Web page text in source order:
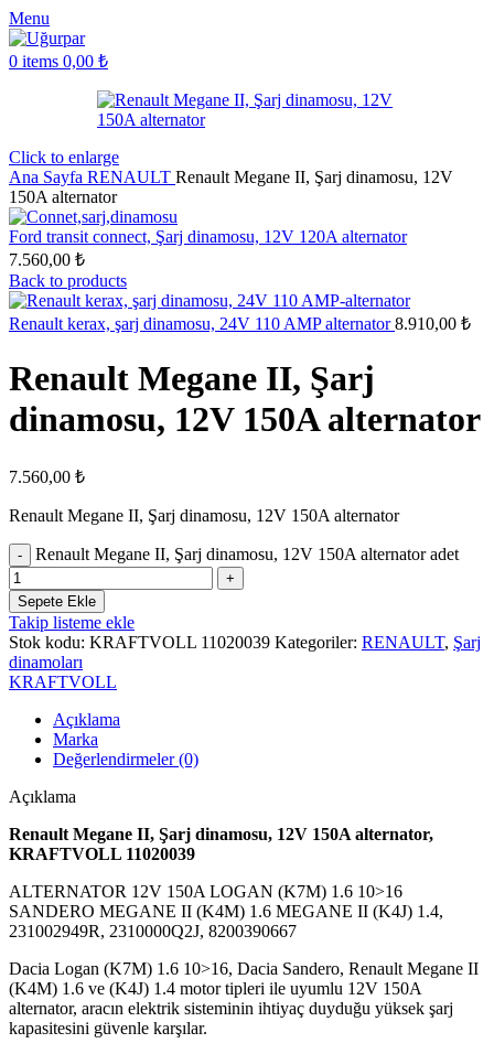
Menu
0 items 0,00 ₺
Click to enlarge
Ana Sayfa RENAULT Renault Megane II, Şarj dinamosu, 12V
150A alternator
Ford transit connect, Şarj dinamosu, 12V 120A alternator
7.560,00 ₺
Back to products
Renault kerax, şarj dinamosu, 24V 110 AMP alternator8.910,00 ₺
Renault Megane II, Şarj
dinamosu, 12V 150A alternator
7.560,00 ₺
Renault Megane II, Şarj dinamosu, 12V 150A alternator
Renault Megane II, Şarj dinamosu, 12V 150A alternator adet
Sepete Ekle
Takip listeme ekle
Stok kodu: KRAFTVOLL 11020039 Kategoriler: RENAULT, Şarj
dinamoları
KRAFTVOLL
Açıklama
Marka
Değerlendirmeler (0)
Açıklama
Renault Megane II, Şarj dinamosu, 12V 150A alternator,
KRAFTVOLL 11020039
ALTERNATOR 12V 150A LOGAN (K7M) 1.6 10>16
SANDERO MEGANE II (K4M) 1.6 MEGANE II (K4J) 1.4,
231002949R, 2310000Q2J, 8200390667
Dacia Logan (K7M) 1.6 10>16, Dacia Sandero, Renault Megane II
(K4M) 1.6 ve (K4J) 1.4 motor tipleri ile uyumlu 12V 150A
alternator, aracın elektrik sisteminin ihtiyaç duyduğu yüksek şarj
kapasitesini güvenle karşılar.